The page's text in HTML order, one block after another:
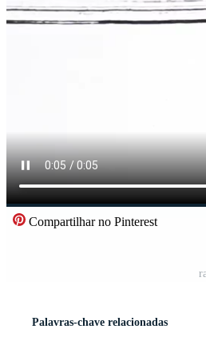
Compartilhar no Pinterest
Palavras-chave relacionadas